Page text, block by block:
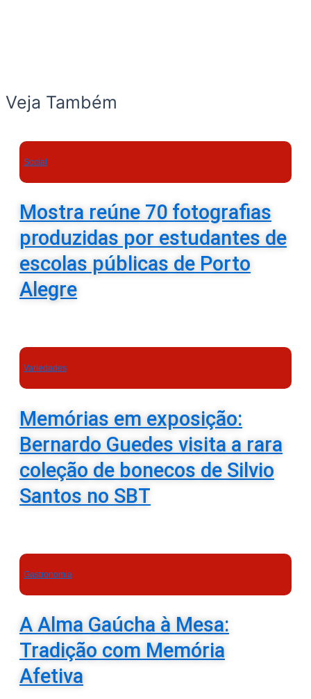
Veja Também
Social
Mostra reúne 70 fotografias
produzidas por estudantes de
escolas públicas de Porto
Alegre
Variedades
Memórias em exposição:
Bernardo Guedes visita a rara
coleção de bonecos de Silvio
Santos no SBT
Gastronomia
A Alma Gaúcha à Mesa:
Tradição com Memória
Afetiva